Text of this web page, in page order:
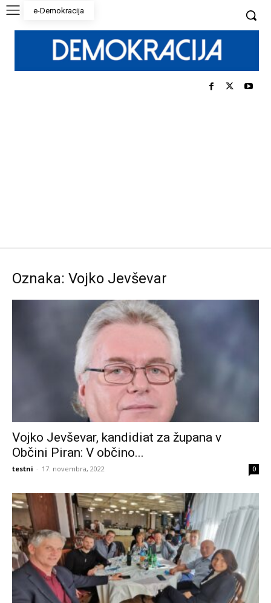
e-Demokracija
Oznaka: Vojko Jevševar
Vojko Jevševar, kandidiat za župana v
Občini Piran: V občino...
testni - 17. novembra, 2022 0